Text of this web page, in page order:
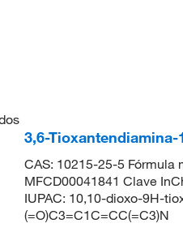
3,6-
CAS: 10215-25-5 Fórmula
MFCD00041841 Clave
IUPAC: 10,10-dioxo-9H-
(=O)C3=C1C=CC(=C3)N